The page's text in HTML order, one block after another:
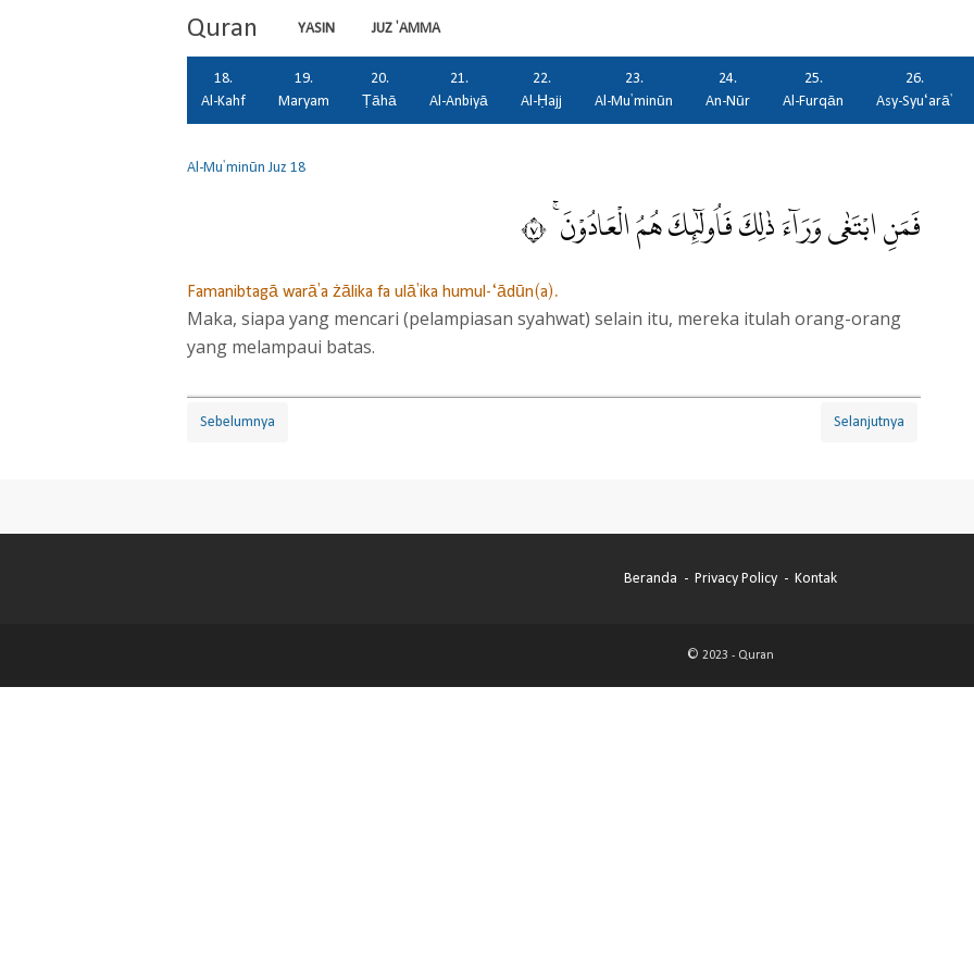
Quran YASIN
JUZ 'AMMA
18.
Al-Kahf
19.
Maryam
20.
Ṭāhā
21.
Al-Anbiyā
22.
Al-Ḥajj
23.
Al-Mu'minūn
24.
An-Nūr
25.
Al-Furqān
26.
Asy-Syu‘arā'
Al-Mu'minūnJuz 18
فَمَنِ ابْتَغٰى وَرَاۤءَ ذٰلِكَ فَاُولٰۤىِٕكَ هُمُ الْعَادُوْنَ ۚ ٧
Famanibtagā warā'a żālika fa ulā'ika humul-‘ādūn(a).
Maka, siapa yang mencari (pelampiasan syahwat) selain itu, mereka itulah orang-orang
yang melampaui batas.
Sebelumnya Selanjutnya
Beranda Privacy Policy Kontak
© 2023 - Quran